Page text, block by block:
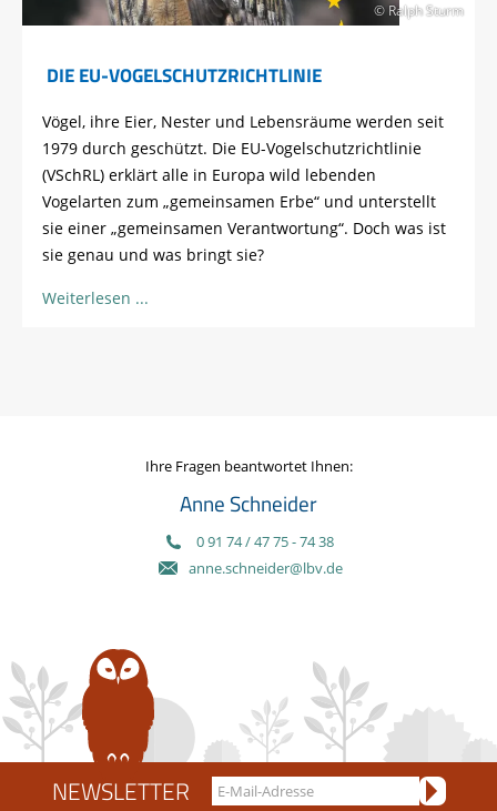
© Ralph Sturm
DIE EU-VOGELSCHUTZRICHTLINIE
Vögel, ihre Eier, Nester und Lebensräume werden seit
1979 durch geschützt. Die EU-Vogelschutzrichtlinie
(VSchRL) erklärt alle in Europa wild lebenden
Vogelarten zum „gemeinsamen Erbe“ und unterstellt
sie einer „gemeinsamen Verantwortung“. Doch was ist
sie genau und was bringt sie?
Weiterlesen
Ihre Fragen beantwortet Ihnen:
Anne Schneider
0 91 74 / 47 75 - 74 38
anne.schneider@lbv.de
NEWSLETTER